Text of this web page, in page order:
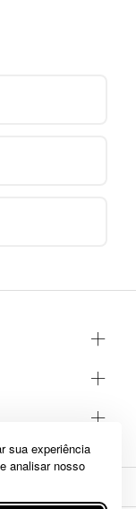
sua experiência
analisar nosso